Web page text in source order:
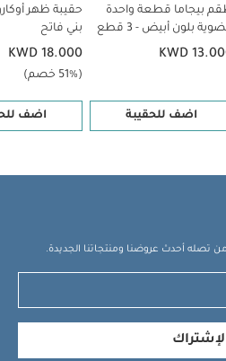
بيجاما قطعة واحدة
بلون أبيض - 3 قطع
KWD
اضف للحقيبة
حقيبة ظهر
بني فاتح
KWD 18.000
(51% خصم)
اضف
تصله أحدث عروضنا ومنتجاتنا الجديدة.